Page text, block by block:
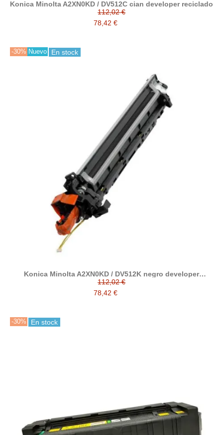
Konica Minolta A2XN0KD / DV512C cian developer reciclado
112,02 €
78,42 €
-30% Nuevo En stock
Konica Minolta A2XN0KD / DV512K negro developer
reciclado
112,02 €
78,42 €
-30% En stock